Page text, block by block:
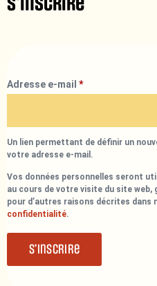
Adresse e-mail *
Un lien permettant de définir un
votre adresse e-mail.
Vos données personnelles seront
au cours de votre visite du site web,
pour d’autres raisons décrites dans
confidentialité.
S’inscrire